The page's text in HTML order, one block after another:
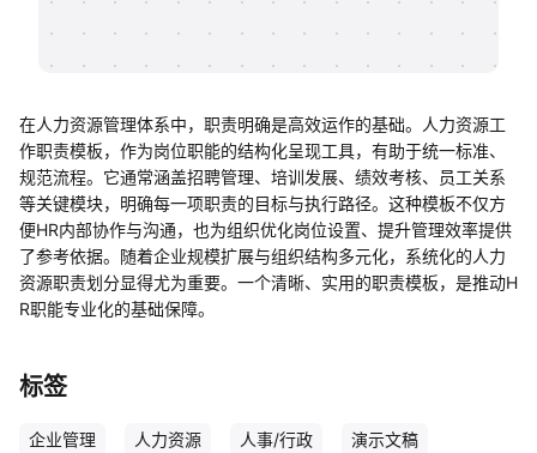
在人力资源管理体系中，职责明确是高效运作的基础。人力资源工
作职责模板，作为岗位职能的结构化呈现工具，有助于统一标准、
规范流程。它通常涵盖招聘管理、培训发展、绩效考核、员工关系
等关键模块，明确每一项职责的目标与执行路径。这种模板不仅方
便HR内部协作与沟通，也为组织优化岗位设置、提升管理效率提供
了参考依据。随着企业规模扩展与组织结构多元化，系统化的人力
资源职责划分显得尤为重要。一个清晰、实用的职责模板，是推动H
R职能专业化的基础保障。
标签
企业管理 人力资源 人事/行政 演示文稿